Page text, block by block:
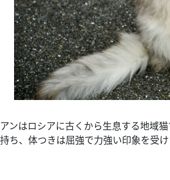
ンはロシアに古くから生息する地域
ち、体つきは屈強で力強い印象を受け